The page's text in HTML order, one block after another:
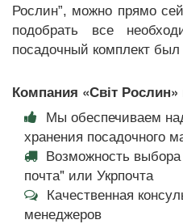
Рослин”, можно прямо
подобрать все
посадочный комплект
Компания «Світ
Мы обеспечиваем
хранения посадочного
Возможность
почта" или Укрпочта
Качественная
менеджеров